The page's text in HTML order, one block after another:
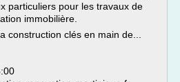
particuliers pour les travaux de
immobilière.
construction clés en main de...